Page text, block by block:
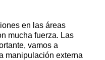
en las áreas
mucha fuerza. Las
vamos a
manipulación externa